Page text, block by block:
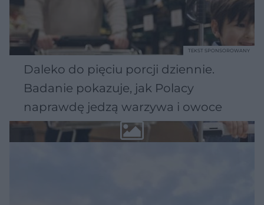
Daleko do pięciu porcji dziennie.
Badanie pokazuje, jak Polacy
naprawdę jedzą warzywa i owoce
TEKST SPONSOROWANY